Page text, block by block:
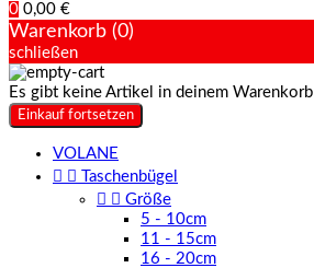
0 0,00 €
Warenkorb (0)
schließen
Es gibt keine Artikel in deinem Warenkorb
Einkauf fortsetzen
VOLANE
 
Taschenbügel
  Größe
5 - 10cm
11 - 15cm
16 - 20cm